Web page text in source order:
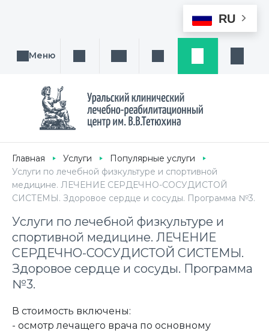
RU
Меню Поиск услуги, направления или врача
Написать намЗаказ звонка
Главная Услуги
Популярные услуги
Услуги по лечебной физкультуре и спортивной
медицине. ЛЕЧЕНИЕ СЕРДЕЧНО-СОСУДИСТОЙ
СИСТЕМЫ. Здоровое сердце и сосуды. Программа №3.
Услуги по лечебной физкультуре и
спортивной медицине. ЛЕЧЕНИЕ
СЕРДЕЧНО-СОСУДИСТОЙ СИСТЕМЫ.
Здоровое сердце и сосуды. Программа
№3.
В стоимость включены:
- осмотр лечащего врача по основному